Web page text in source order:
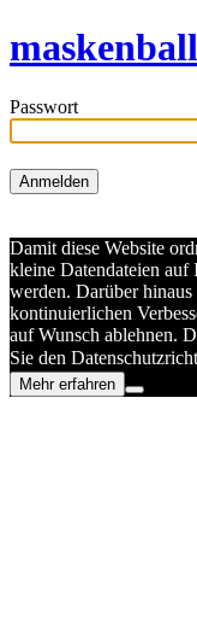
Passwort
Damit diese Website
kleine Datendateien auf
werden. Darüber
kontinuierlichen
auf Wunsch ablehnen.
Sie den
Mehr erfahren